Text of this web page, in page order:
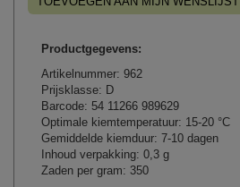
Productgegevens:
Artikelnummer: 962
Prijsklasse: D
Barcode: 54 11266 989629
Optimale kiemtemperatuur: 15-20 °C
Gemiddelde kiemduur: 7-10 dagen
Inhoud verpakking: 0,3 g
Zaden per gram: 350